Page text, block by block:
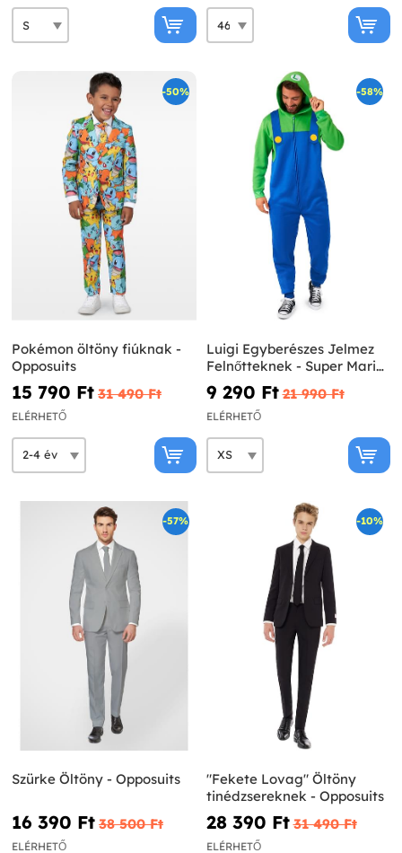
-50%
Pokémon öltöny fiúknak -
Opposuits
15 790 Ft‎ 31 490 Ft‎
ELÉRHETŐ
-58%
Luigi Egyberészes Jelmez
Felnőtteknek - Super Mario
Bros.
9 290 Ft‎ 21 990 Ft‎
ELÉRHETŐ
-57%
Szürke Öltöny - Opposuits
16 390 Ft‎ 38 500 Ft‎
ELÉRHETŐ
-10%
"Fekete Lovag" Öltöny
tinédzsereknek - Opposuits
28 390 Ft‎ 31 490 Ft‎
ELÉRHETŐ